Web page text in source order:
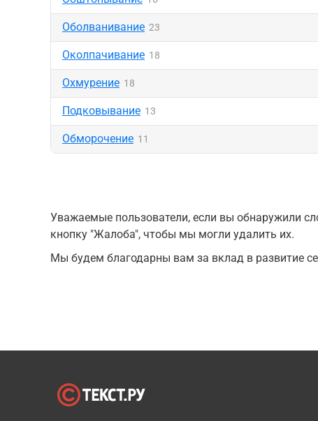
Оболванивание 23
Околпачивание 18
Охмурение 18
Подковывание 13
Обморочение 11
Уважаемые пользователи, если вы обнаружили
кнопку "Жалоба", чтобы мы могли удалить их.
Мы будем благодарны вам за вклад в развитие